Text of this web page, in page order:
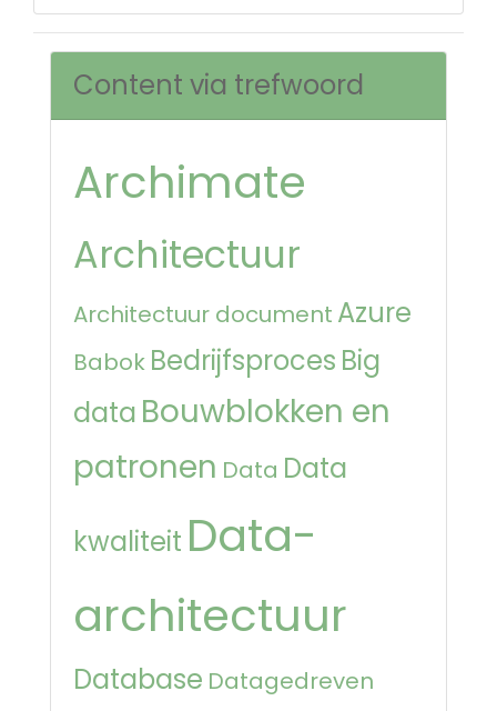
Content via trefwoord
Archimate
Architectuur
Architectuur document Azure
Babok Bedrijfsproces Big
data Bouwblokken en
patronen Data Data
kwaliteit Data-
architectuur
Database Datagedreven